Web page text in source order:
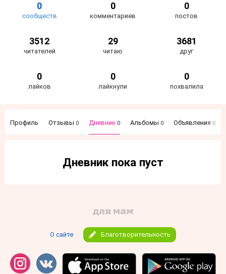
0
сообществ
0
комментариев
0
постов
3512
читателей
29
читаю
3681
друг
0
лайков
0
лайкнули
0
похвалила
Профиль Отзывы 0 Дневник 0 Альбомы 0 Объявления 0
Дневник пока пуст
О сайте Благотворительность